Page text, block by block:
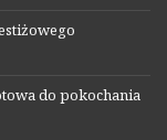
do pokochania